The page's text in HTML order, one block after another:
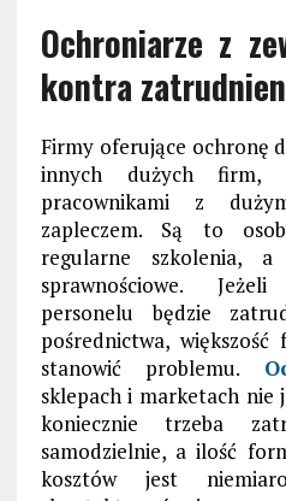
Ochroniarze z
kontra
Firmy oferujące ochronę
innych dużych firm,
pracownikami z
zapleczem. Są to
regularne szkolenia,
sprawnościowe.
personelu będzie
pośrednictwa,
stanowić problemu.
sklepach i marketach nie
koniecznie trzeba
samodzielnie, a ilość
kosztów jest